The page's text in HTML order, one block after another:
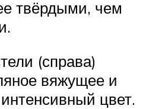
твёрдыми, чем
(справа)
вяжущее и
цвет.